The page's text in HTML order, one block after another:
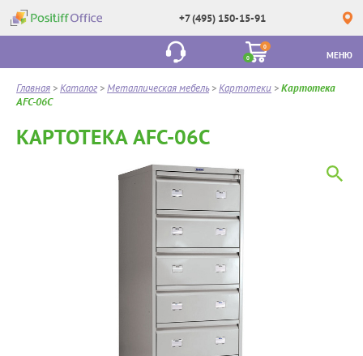
+7 (495) 150-15-91
0
0
МЕНЮ
Главная >Каталог >Металлическая мебель>Картотеки >Картотека
AFC-06C
КАРТОТЕКА AFC-06C